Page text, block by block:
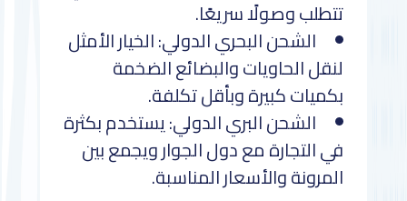
تتطلب وصولًا سريعًا.
الشحن البحري الدولي: الخيار الأمثل
لنقل الحاويات والبضائع الضخمة
بكميات كبيرة وبأقل تكلفة.
الشحن البري الدولي: يستخدم بكثرة
في التجارة مع دول الجوار ويجمع بين
المرونة والأسعار المناسبة.